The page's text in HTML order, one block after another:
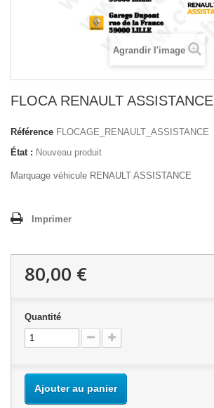
Agrandir l'image
FLOCA RENAULT ASSISTANCE
Référence FLOCAGE_RENAULT_ASSISTANCE
État : Nouveau produit
Marquage véhicule RENAULT ASSISTANCE
Imprimer
80,00 €
Quantité
Ajouter au panier